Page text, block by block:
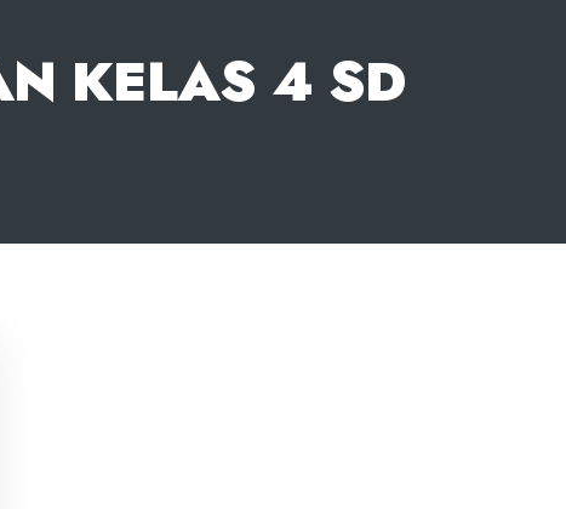
KELAS 4 SD